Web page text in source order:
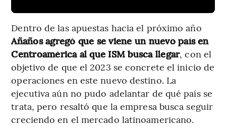
Dentro de las apuestas hacia el próximo año
Añaños agregó que se viene un nuevo país en
Centroamérica al que ISM busca llegar, con el
objetivo de que el 2023 se concrete el inicio de
operaciones en este nuevo destino. La
ejecutiva aún no pudo adelantar de qué país se
trata, pero resaltó que la empresa busca seguir
creciendo en el mercado latinoamericano.